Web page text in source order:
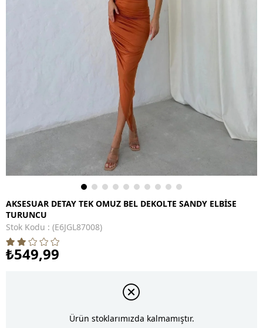
AKSESUAR DETAY TEK OMUZ BEL DEKOLTE SANDY ELBİSE
TURUNCU
Stok Kodu
(E6JGL87008)
₺549,99
Ürün stoklarımızda kalmamıştır.